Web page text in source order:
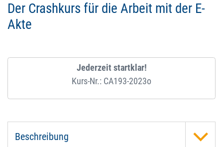
Der Crashkurs für die Arbeit mit der E-
Akte
Jederzeit startklar!
Kurs-Nr.: CA193-2023o
Beschreibung